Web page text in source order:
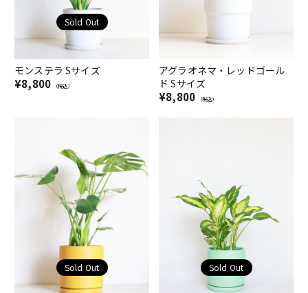
Sold Out
モンステラ Sサイズ
¥8,800 （税込）
アグラオネマ・レッドゴール
ド Sサイズ
¥8,800 （税込）
Sold Out Sold Out